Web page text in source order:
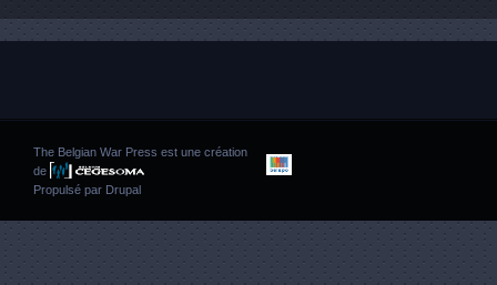
The Belgian War Press est une création
de
Propulsé par Drupal